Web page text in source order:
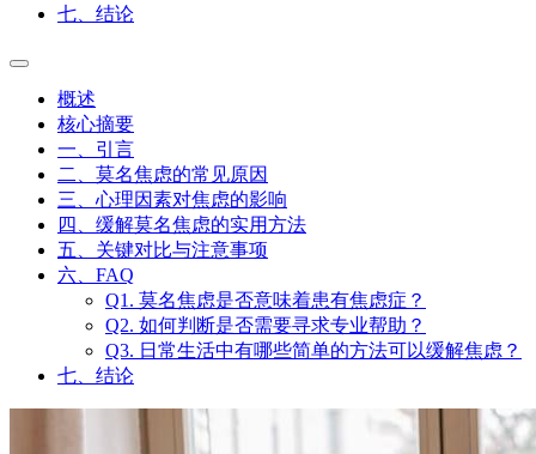
七、结论
概述
核心摘要
一、引言
二、莫名焦虑的常见原因
三、心理因素对焦虑的影响
四、缓解莫名焦虑的实用方法
五、关键对比与注意事项
六、FAQ
Q1. 莫名焦虑是否意味着患有焦虑症？
Q2. 如何判断是否需要寻求专业帮助？
Q3. 日常生活中有哪些简单的方法可以缓解焦虑？
七、结论